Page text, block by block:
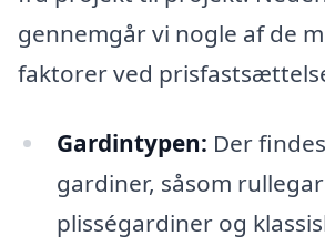
gennemgår vi nogle af de
faktorer ved
Gardintypen: Der
gardiner, såsom
plisségardiner og